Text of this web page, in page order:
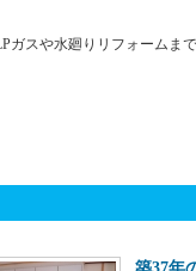
ガスや水廻りリフォームま